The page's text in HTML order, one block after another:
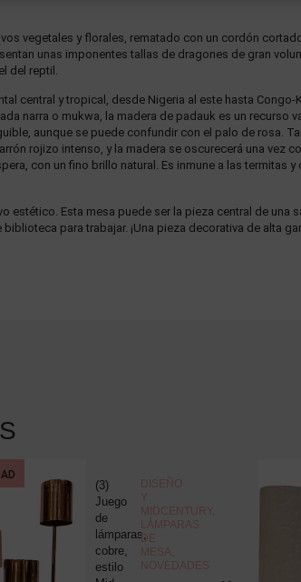
vegetales y florales, rematado con un cordón
unas imponentes tallas de dragones de gran
del reptil.
central y tropical, desde Nigeria al este hasta
narra o mukwa, la madera de padauk es un recurso
aunque se puede confundir con el palo de rosa.
rojizo intenso, y la madera se oscurecerá una vez
con un fino brillo natural. Es inmune a las termitas
estético. Esta mesa puede ser la pieza central de una
para trabajar. ¡Una pieza decorativa de alta
(3)
Juego
de
lámparas,
cobre,
estilo
DISEÑO
Y
MIDCENTURY,
LÁMPARAS
DE
MESA,
NOVEDADES